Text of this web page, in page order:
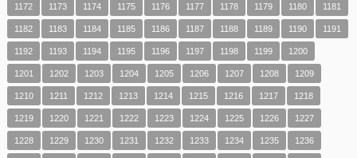
1172 1173 1174 1175 1176 1177 1178 1179 1180 1181
1182 1183 1184 1185 1186 1187 1188 1189 1190 1191
1192 1193 1194 1195 1196 1197 1198 1199 1200
1201 1202 1203 1204 1205 1206 1207 1208 1209
1210 1211 1212 1213 1214 1215 1216 1217 1218
1219 1220 1221 1222 1223 1224 1225 1226 1227
1228 1229 1230 1231 1232 1233 1234 1235 1236